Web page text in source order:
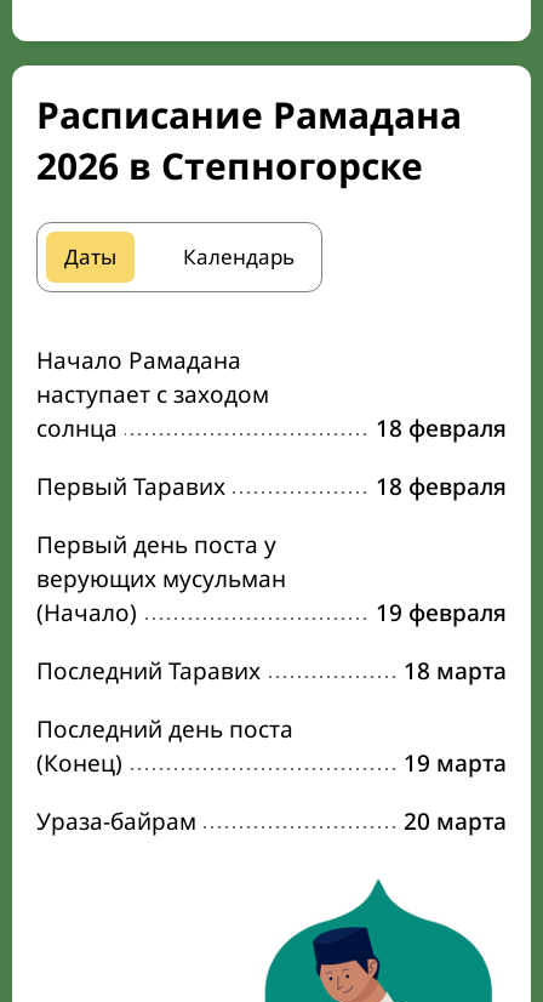
Расписание Рамадана
2026 в Степногорске
Даты Календарь
Начало Рамадана
наступает с заходом
солнца
18 февраля
Первый Таравих
18 февраля
Первый день поста у
верующих мусульман
(Начало)
19 февраля
Последний Таравих
18 марта
Последний день поста
(Конец)
19 марта
Ураза-байрам
20 марта